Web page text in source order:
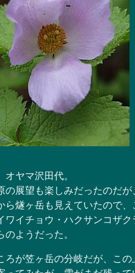
ヤマ沢田代。
展望も楽しみだったのだが
燧ヶ岳も見えていたので、
イチョウ・ハクサンコザク
ようだった。
が笠ヶ岳の分岐だが、この